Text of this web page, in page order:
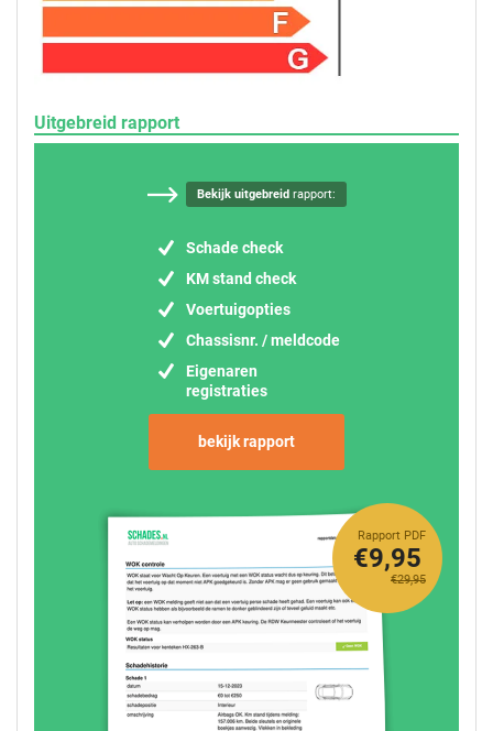
Uitgebreid rapport
Bekijk uitgebreidrapport:
Schade check
KM stand check
Voertuigopties
Chassisnr. / meldcode
Eigenaren
registraties
bekijk rapport
Rapport PDF
€29,95
€9,95